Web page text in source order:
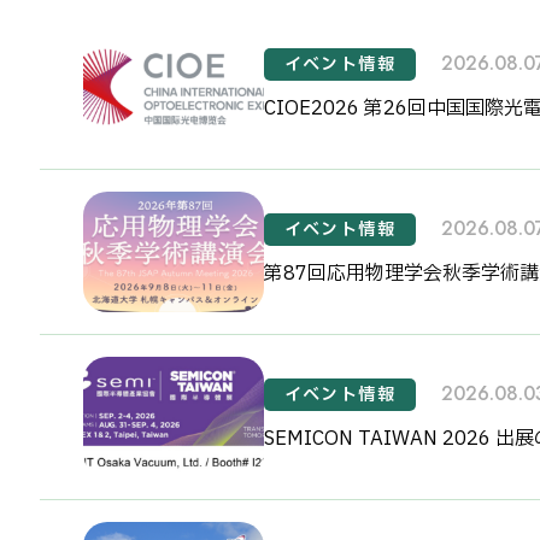
イベント情報
CIOE2026 第26回中国国際光
イベント情報
第87回応用物理学会秋季学術
イベント情報
SEMICON TAIWAN 2026 出展